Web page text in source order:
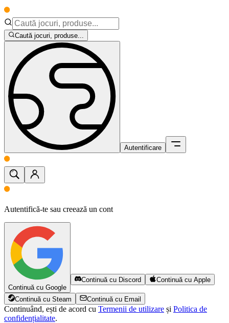
Caută jocuri, produse...
Autentificare
Autentifică-te sau creează un cont
Continuă cu Google
Continuă cu Discord Continuă cu Apple
Continuă cu Steam Continuă cu Email
Continuând, ești de acord cu Termenii de utilizare și Politica de
confidențialitate.